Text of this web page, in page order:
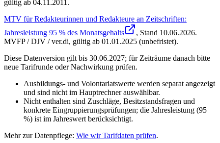
gültig ab 04.11.2011 .
MTV für Redakteurinnen und Redakteure an Zeitschriften:
Jahresleistung 95 % des Monatsgehalts
, Stand 10.06.2026.
MVFP / DJV / ver.di, gültig ab 01.01.2025 (unbefristet).
Diese Datenversion gilt bis 30.06.2027; für Zeiträume danach bitte
neue Tarifrunde oder Nachwirkung prüfen.
Ausbildungs- und Volontariatswerte werden separat angezeigt
und sind nicht im Hauptrechner auswählbar.
Nicht enthalten sind Zuschläge, Besitzstandsfragen und
konkrete Eingruppierungsprüfungen; die Jahresleistung (95
%) ist im Jahreswert berücksichtigt.
Mehr zur Datenpflege: Wie wir Tarifdaten prüfen.